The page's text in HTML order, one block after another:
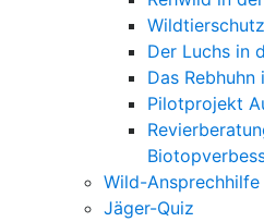
Der Luchs in
Das
Pilotprojekt
Wild-Ansprechhilfe
Jäger-Quiz